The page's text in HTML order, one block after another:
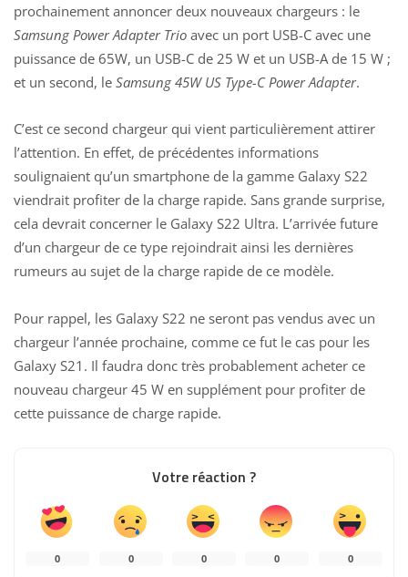
prochainement annoncer deux nouveaux chargeurs : le
Samsung Power Adapter Trio avec un port USB-C avec une
puissance de 65W, un USB-C de 25 W et un USB-A de 15 W ;
et un second, le Samsung 45W US Type-C Power Adapter.
C’est ce second chargeur qui vient particulièrement attirer
l’attention. En effet, de précédentes informations
soulignaient qu’un smartphone de la gamme Galaxy S22
viendrait profiter de la charge rapide. Sans grande surprise,
cela devrait concerner le Galaxy S22 Ultra. L’arrivée future
d’un chargeur de ce type rejoindrait ainsi les dernières
rumeurs au sujet de la charge rapide de ce modèle.
Pour rappel, les Galaxy S22 ne seront pas vendus avec un
chargeur l’année prochaine, comme ce fut le cas pour les
Galaxy S21 . Il faudra donc très probablement acheter ce
nouveau chargeur 45 W en supplément pour profiter de
cette puissance de charge rapide.
Votre réaction ?
0 0 0 0 0